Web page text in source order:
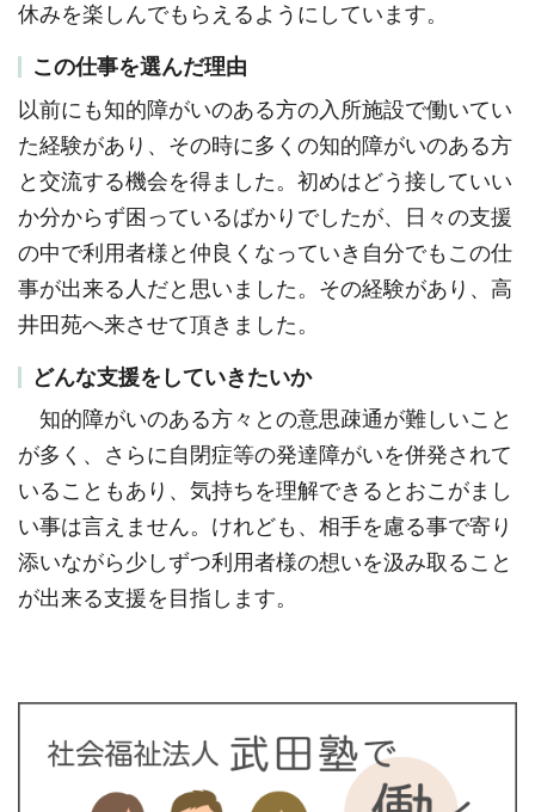
休みを楽しんでもらえるようにしています。
この仕事を選んだ理由
以前にも知的障がいのある方の入所施設で働いてい
た経験があり、その時に多くの知的障がいのある方
と交流する機会を得ました。初めはどう接していい
か分からず困っているばかりでしたが、日々の支援
の中で利用者様と仲良くなっていき自分でもこの仕
事が出来る人だと思いました。その経験があり、高
井田苑へ来させて頂きました。
どんな支援をしていきたいか
知的障がいのある方々との意思疎通が難しいこと
が多く、さらに自閉症等の発達障がいを併発されて
いることもあり、気持ちを理解できるとおこがまし
い事は言えません。けれども、相手を慮る事で寄り
添いながら少しずつ利用者様の想いを汲み取ること
が出来る支援を目指します。